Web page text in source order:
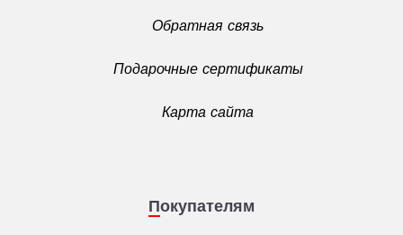
Обратная связь
Подарочные сертификаты
Карта сайта
Покупателям